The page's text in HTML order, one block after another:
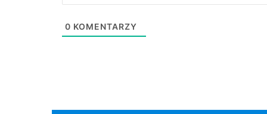
0 KOMENTARZY